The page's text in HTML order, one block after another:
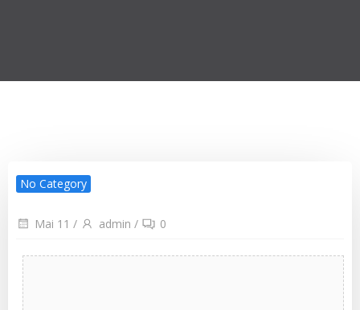
No Category
Mai 11 / admin / 0